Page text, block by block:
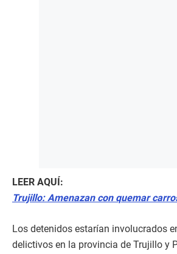
LEER AQUÍ:
Trujillo: Amenazan con quemar
Los detenidos estarían involucrados
delictivos en la provincia de Trujillo y